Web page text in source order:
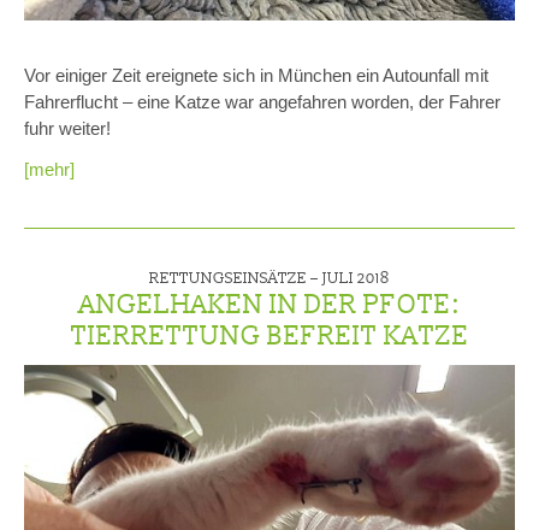
Vor einiger Zeit ereignete sich in München ein Autounfall mit
Fahrerflucht – eine Katze war angefahren worden, der Fahrer
fuhr weiter!
[mehr]
RETTUNGSEINSÄTZE – JULI 2018
ANGELHAKEN IN DER PFOTE:
TIERRETTUNG BEFREIT KATZE